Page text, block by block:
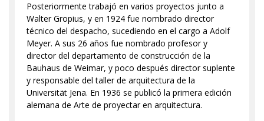
Posteriormente trabajó en varios proyectos junto a
Walter Gropius, y en 1924 fue nombrado director
técnico del despacho, sucediendo en el cargo a Adolf
Meyer. A sus 26 años fue nombrado profesor y
director del departamento de construcción de la
Bauhaus de Weimar, y poco después director suplente
y responsable del taller de arquitectura de la
Universität Jena. En 1936 se publicó la primera edición
alemana de Arte de proyectar en arquitectura.